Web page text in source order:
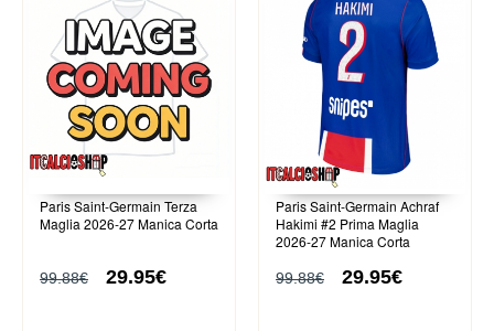
Paris Saint-Germain Terza
Maglia 2026-27 Manica Corta
99.88€ 29.95€
Paris Saint-Germain Achraf
Hakimi #2 Prima Maglia
2026-27 Manica Corta
99.88€ 29.95€